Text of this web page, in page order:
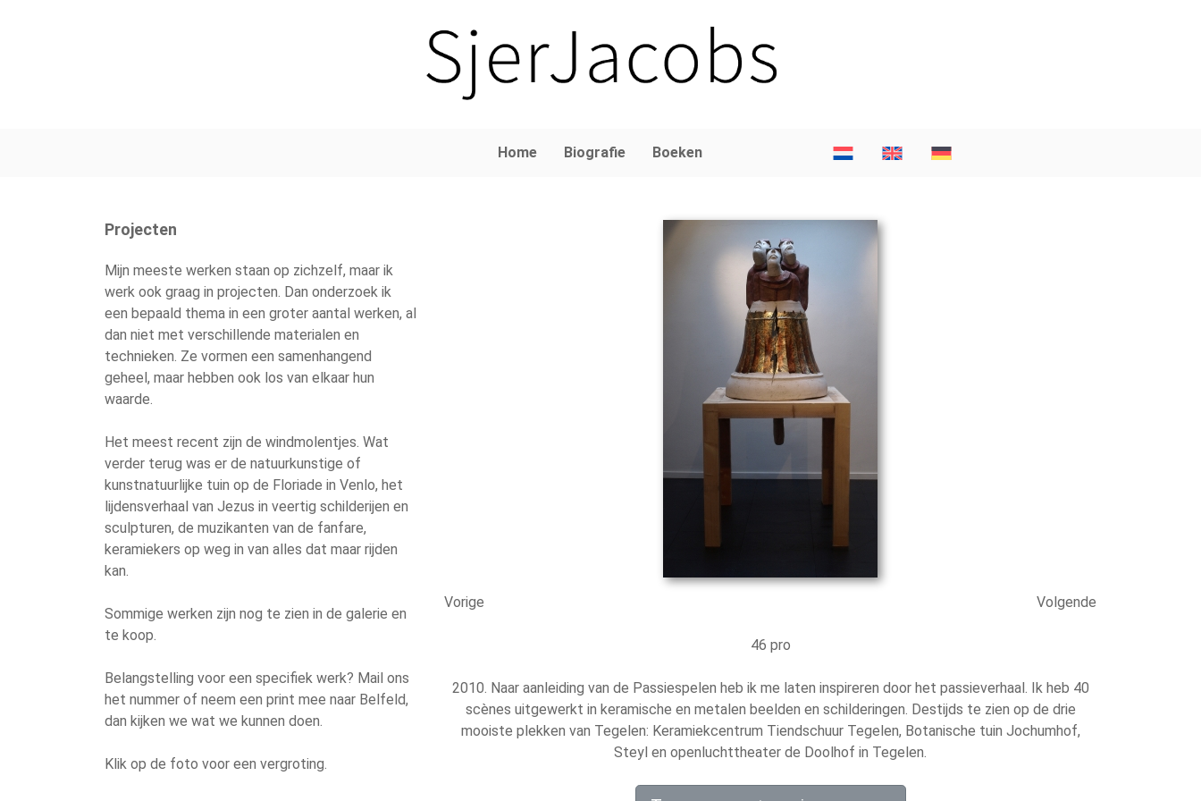
Home Biografie Boeken
Projecten
Mijn meeste werken staan op zichzelf, maar ik
werk ook graag in projecten. Dan onderzoek ik
een bepaald thema in een groter aantal werken, al
dan niet met verschillende materialen en
technieken. Ze vormen een samenhangend
geheel, maar hebben ook los van elkaar hun
waarde.
Het meest recent zijn de windmolentjes. Wat
verder terug was er de natuurkunstige of
kunstnatuurlijke tuin op de Floriade in Venlo, het
lijdensverhaal van Jezus in veertig schilderijen en
sculpturen, de muzikanten van de fanfare,
keramiekers op weg in van alles dat maar rijden
kan.
Sommige werken zijn nog te zien in de galerie en
te koop.
Belangstelling voor een specifiek werk? Mail ons
het nummer of neem een print mee naar Belfeld,
dan kijken we wat we kunnen doen.
Klik op de foto voor een vergroting.
Vorige Volgende
46 pro
2010. Naar aanleiding van de Passiespelen heb ik me laten inspireren door het passieverhaal. Ik heb 40
scènes uitgewerkt in keramische en metalen beelden en schilderingen. Destijds te zien op de drie
mooiste plekken van Tegelen: Keramiekcentrum Tiendschuur Tegelen, Botanische tuin Jochumhof,
Steyl en openluchttheater de Doolhof in Tegelen.